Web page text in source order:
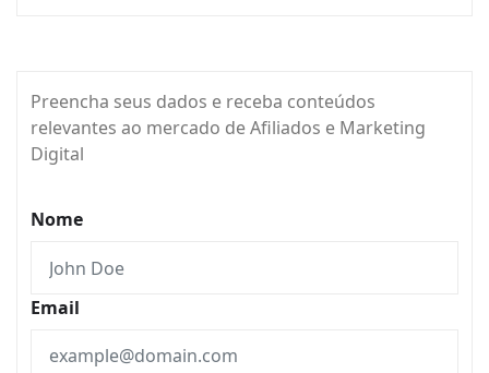
Preencha seus dados e receba conteúdos
relevantes ao mercado de Afiliados e Marketing
Digital
Nome
Email